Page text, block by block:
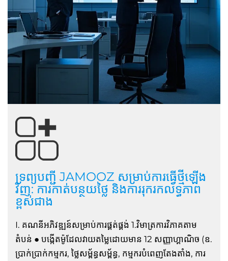
ទ្រព្យបញ្ជី JAMOOZ សម្រាប់ការធ្វើថ្មីឡើង
វិញ: ការកាត់បន្ថយថ្លៃ និងការរុករកលទ្ធភាព
ខ្ពស់ជាង
I. គណនីអភិវឌ្ឍន៍សម្រាប់ការផ្គត់ផ្គង់ 1.វិមាត្រការវិភាគតាម
តំបន់ ● បង្កើតម៉ូដែលវាយតម្លៃដោយមាន 12 សញ្ញាហ្គាណិច (ឧ.
ប្រាក់ប្រាក់កម្មករ, ថ្លៃសម្ព័ន្ធសម្ព័ន្ធ, កម្មករបំពេញតែងតាំង, ការ